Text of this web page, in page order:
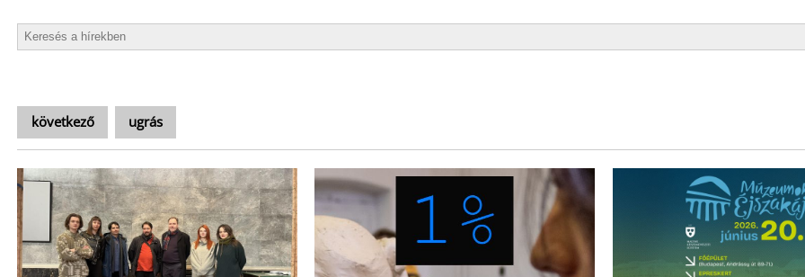
következő ugrás